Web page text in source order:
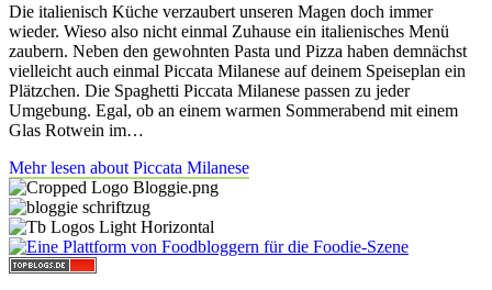
Die italienisch Küche verzaubert unseren Magen doch immer
wieder. Wieso also nicht einmal Zuhause ein italienisches Menü
zaubern. Neben den gewohnten Pasta und Pizza haben demnächst
vielleicht auch einmal Piccata Milanese auf deinem Speiseplan ein
Plätzchen. Die Spaghetti Piccata Milanese passen zu jeder
Umgebung. Egal, ob an einem warmen Sommerabend mit einem
Glas Rotwein im…
Mehr lesen about Piccata Milanese